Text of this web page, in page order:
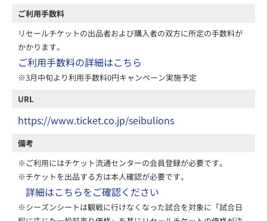
ご利用手数料
リセールチケットの出品者および購入者の双方に所定の手数料が
かかります。
ご利用手数料の詳細はこちら
※3月中旬より利用手数料0円キャンペーン実施予定
URL
https://www.ticket.co.jp/seibulions
備考
※ご利用にはチケット流通センターの会員登録が必要です。
※チケットを出品する方は本人確認が必要です。
詳細はこちらをご確認ください
※シーズンシートは観戦に行けなくなった試合を対象に「試合日